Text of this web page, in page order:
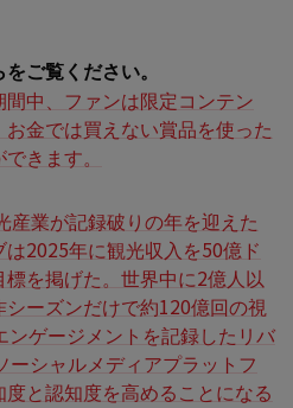
ご覧ください。
中、ファンは限定コンテン
金では買えない賞品を使った
きます。
産業が記録破りの年を迎えた
2025年に観光収入を50億ド
を掲げた。世界中に2億人以
ーズンだけで約120億回の視
ゲージメントを記録したリバ
ーシャルメディアプラットフ
と認知度を高めることになる